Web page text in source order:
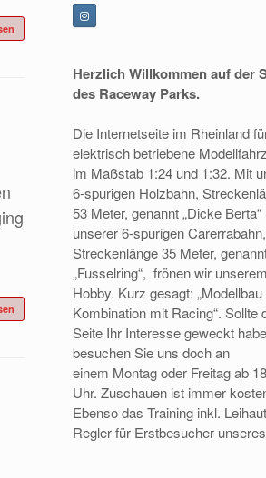
Herzlich Willkommenauf der
des Raceway Parks.
Die Internetseite im Rheinland
elektrisch betriebene
im Maßstab 1:24 und 1:32. Mit
6-spurigen Holzbahn,
53 Meter, genannt „Dicke Berta“
unserer 6-spurigen Carerrabahn,
Streckenlänge 35 Meter,
„Fusselring“,frönen wir unserem
Hobby. Kurz gesagt: „Modellbau
Kombination mit Racing“.Sollte
Seite Ihr Interesse geweckt
besuchen Sie uns doch an
einem Montag oder Freitag ab
Uhr. Zuschauen ist immer
Ebenso dasTraining inkl.
Regler für Erstbesucher